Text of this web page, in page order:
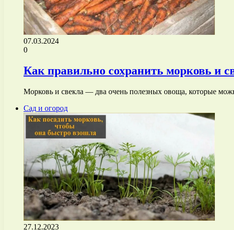
07.03.2024
0
Как правильно сохранить морковь и
Морковь и свекла — два очень полезных овоща, которые
Сад и огород
27.12.2023